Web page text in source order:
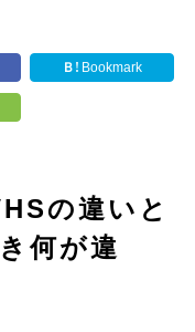
Ｂ! Bookmark
の違いと
何が違